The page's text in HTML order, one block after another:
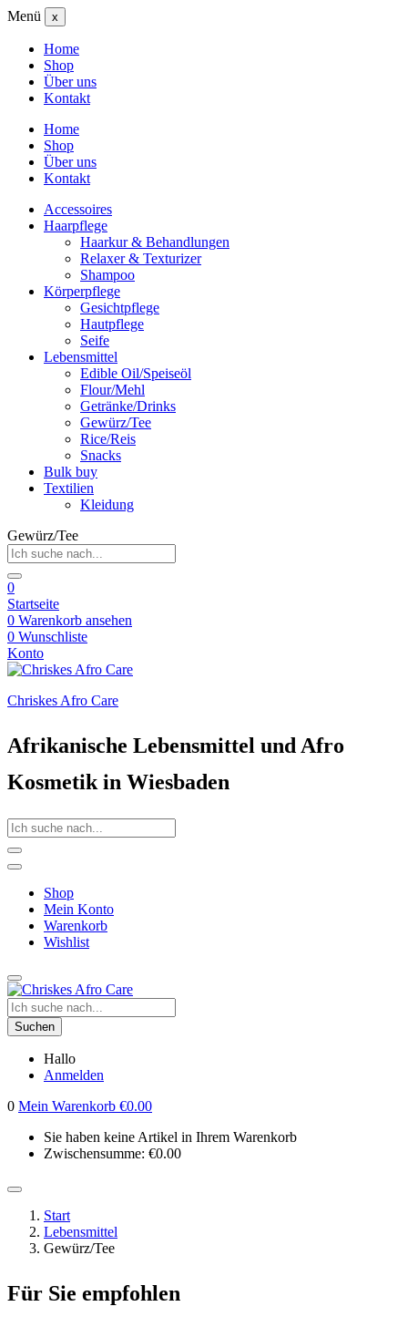
Menü x
Home
Shop
Über uns
Kontakt
Home
Shop
Über uns
Kontakt
Accessoires
Haarpflege
Haarkur & Behandlungen
Relaxer & Texturizer
Shampoo
Körperpflege
Gesichtpflege
Hautpflege
Seife
Lebensmittel
Edible Oil/Speiseöl
Flour/Mehl
Getränke/Drinks
Gewürz/Tee
Rice/Reis
Snacks
Bulk buy
Textilien
Kleidung
Gewürz/Tee
0
Startseite
0 Warenkorb ansehen
0 Wunschliste
Konto
Chriskes Afro Care
Afrikanische Lebensmittel und Afro
Kosmetik in Wiesbaden
Shop
Mein Konto
Warenkorb
Wishlist
Suchen
Hallo
Anmelden
0 Mein Warenkorb €0.00
Sie haben keine Artikel in Ihrem Warenkorb
Zwischensumme: €0.00
Start
Lebensmittel
Gewürz/Tee
Für Sie empfohlen